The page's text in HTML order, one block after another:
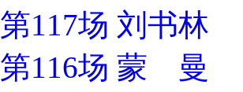
第117场 刘书林
第116场 蒙 曼